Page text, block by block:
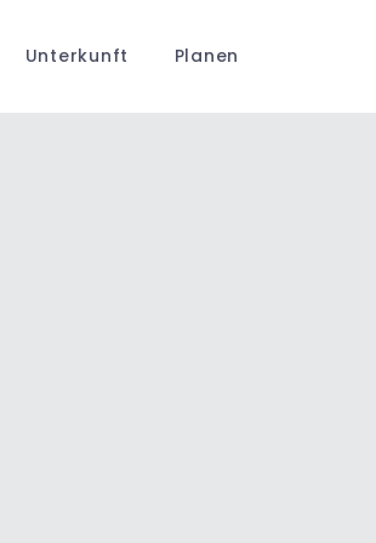
Unterkunft Planen